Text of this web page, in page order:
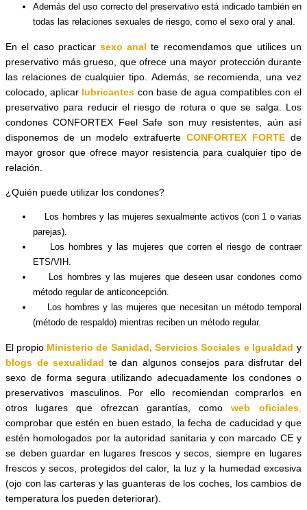
Además del uso correcto del preservativo está indicado también en
todas las relaciones sexuales de riesgo, como el sexo oral y anal.
En el caso practicar sexo anal te recomendamos que utilices un
preservativo más grueso, que ofrece una mayor protección durante
las relaciones de cualquier tipo. Además, se recomienda, una vez
colocado, aplicar lubricantes con base de agua compatibles con el
preservativo para reducir el riesgo de rotura o que se salga. Los
condones CONFORTEX Feel Safe son muy resistentes, aún así
disponemos de un modelo extrafuerte CONFORTEX FORTE de
mayor grosor que ofrece mayor resistencia para cualquier tipo de
relación.
¿Quién puede utilizar los condones?
Los hombres y las mujeres sexualmente activos (con 1 o varias
parejas).
Los hombres y las mujeres que corren el riesgo de contraer
ETS/VIH.
Los hombres y las mujeres que deseen usar condones como
método regular de anticoncepción.
Los hombres y las mujeres que necesitan un método temporal
(método de respaldo) mientras reciben un método regular.
El propio Ministerio de Sanidad, Servicios Sociales e Igualdad y
blogs de sexualidad te dan algunos consejos para disfrutar del
sexo de forma segura utilizando adecuadamente los condones o
preservativos masculinos. Por ello recomiendan comprarlos en
otros lugares que ofrezcan garantías, como web oficiales
comprobar que estén en buen estado, la fecha de caducidad y que
estén homologados por la autoridad sanitaria y con marcado CE y
se deben guardar en lugares frescos y secos, siempre en lugares
frescos y secos, protegidos del calor, la luz y la humedad excesiva
(ojo con las carteras y las guanteras de los coches, los cambios de
temperatura los pueden deteriorar).